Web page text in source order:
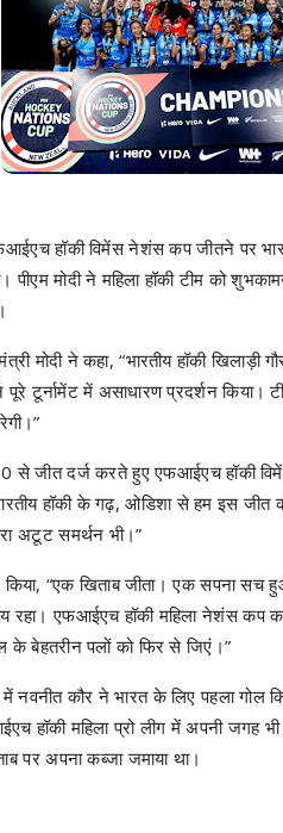
हॉकी विमेंस नेशंस कप जीतने पर
पीएम मोदी ने महिला हॉकी टीम को
मोदी ने कहा, “भारतीय हॉकी
पूरे टूर्नामेंट में असाधारण प्रदर्शन
से जीत दर्ज करते हुए एफआईएच हॉकी
हॉकी के गढ़, ओडिशा से हम इस जीत
अटूट समर्थन भी।”
किया, “एक खिताब जीता। एक
एफआईएच हॉकी महिला नेशंस कप
के बेहतरीन पलों को फिर से जिएं।”
कौर ने भारत के लिए पहला गोल
हॉकी महिला प्रो लीग में अपनी जगह
पर अपना कब्जा जमाया था।